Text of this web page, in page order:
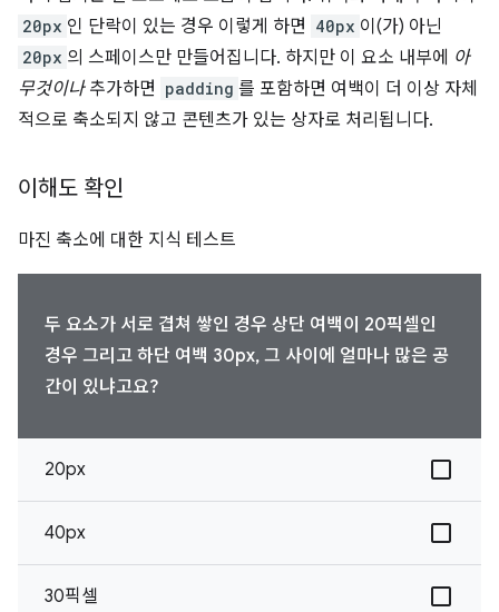
20px 인 단락이 있는 경우 이렇게 하면 40px 이(가) 아닌
20px 의 스페이스만 만들어집니다. 하지만 이 요소 내부에 아
무것이나추가하면 padding 를 포함하면 여백이 더 이상 자체
적으로 축소되지 않고 콘텐츠가 있는 상자로 처리됩니다.
이해도 확인
마진 축소에 대한 지식 테스트
두 요소가 서로 겹쳐 쌓인 경우 상단 여백이 20픽셀인
경우 그리고 하단 여백 30px, 그 사이에 얼마나 많은 공
간이 있냐고요?
20px
40px
30픽셀